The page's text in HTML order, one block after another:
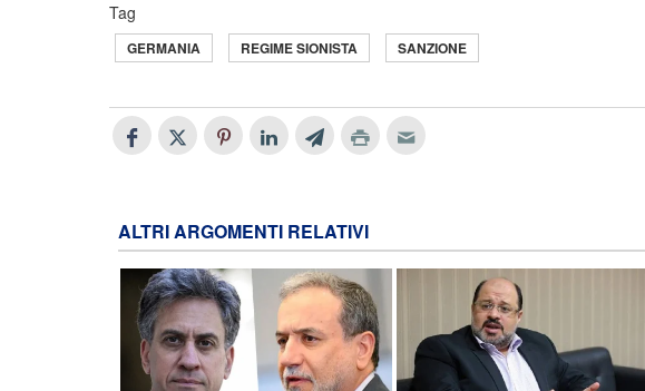
Tag
GERMANIA REGIME SIONISTA SANZIONE
ALTRI ARGOMENTI RELATIVI